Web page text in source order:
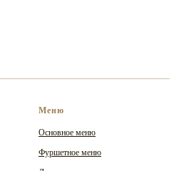
Меню
Основное меню
Фуршетное меню